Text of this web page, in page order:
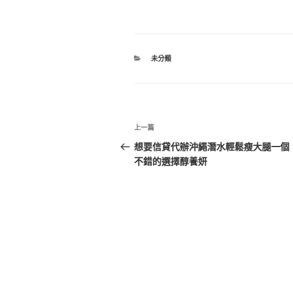
分
未分類
文
章
導
上
一
篇
上一篇
想要信貸代辦沖繩潛水輕鬆瘦大腿一個
不錯的選擇醇養妍